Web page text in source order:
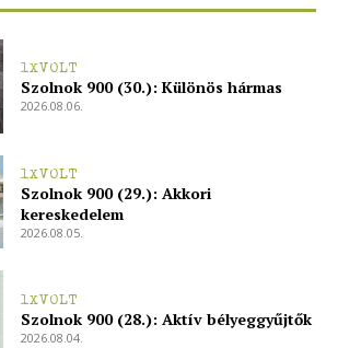
1XVOLT
Szolnok 900 (30.): Különös hármas
2026.08.06.
1XVOLT
Szolnok 900 (29.): Akkori
kereskedelem
2026.08.05.
1XVOLT
Szolnok 900 (28.): Aktív bélyeggyűjtők
2026.08.04.